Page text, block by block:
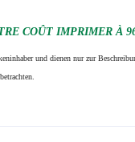
COÛT IMPRIMER À
und dienen nur zur